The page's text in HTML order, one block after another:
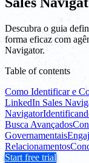
Descubra o guia
forma eficaz com
Navigator.
Table of contents
Como Identificar e
LinkedIn Sales
Navigator
Busca Avançados
Governamentais
Relacionamentos
Start free trial